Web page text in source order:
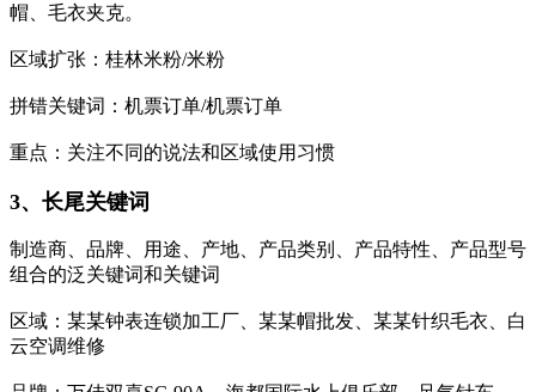
帽、毛衣夹克。
区域扩张：桂林米粉/米粉
拼错关键词：机票订单/机票订单
重点：关注不同的说法和区域使用习惯
3、长尾关键词
制造商、品牌、用途、产地、产品类别、产品特性、产品型号
组合的泛关键词和关键词
区域：某某钟表连锁加工厂、某某帽批发、某某针织毛衣、白
云空调维修